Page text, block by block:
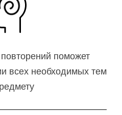
поможет
всех необходимых тем